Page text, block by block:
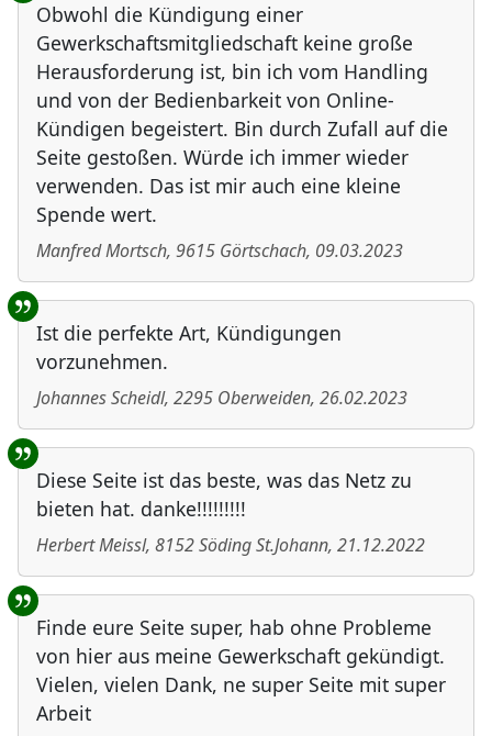
Obwohl die Kündigung einer
Gewerkschaftsmitgliedschaft keine große
Herausforderung ist, bin ich vom Handling
und von der Bedienbarkeit von Online-
Kündigen begeistert. Bin durch Zufall auf die
Seite gestoßen. Würde ich immer wieder
verwenden. Das ist mir auch eine kleine
Spende wert.
Manfred Mortsch, 9615 Görtschach, 09.03.2023
Ist die perfekte Art, Kündigungen
vorzunehmen.
Johannes Scheidl, 2295 Oberweiden, 26.02.2023
Diese Seite ist das beste, was das Netz zu
bieten hat. danke!!!!!!!!!
Herbert Meissl, 8152Söding St.Johann, 21.12.2022
Finde eure Seite super, hab ohne Probleme
von hier aus meine Gewerkschaft gekündigt.
Vielen, vielen Dank, ne super Seite mit super
Arbeit